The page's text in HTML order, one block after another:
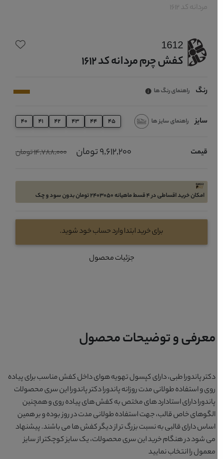
مردانه کد 1612
1612
کفش چرم مردانه کد 1612
رنگ راهنمای رنگ ها
سایز راهنمای سایز ها 40 42 43 44 45
قیمت 9,612,200 تومان 14,788,000 تومان
امکان خرید اقساطی در 4 قسط ماهیانه 2403050 تومان بدون سود و چک
برای خرید ابتدا وارد حساب خود شوید.
جزئیات محصول
معرفی و توضیحات محصول
دکتر پاندورا طبی، دارای کپسول تهویه هوای داخل کفش مناسب برای پیاده
روی و استفاده طولانی مدت روزانه پاندورا دکتر پاندورا این سری محصولات
پاندورا دارای استادارد های مختص به کفش های پیاده روی و همچنین
الگوهای خاص قالب، جهت استفاده طولانی مدت در روز بوده و بر همین
اساس دارای قالبی به نسبت بزرگ تر از دیگر کفش ها می باشند. پیشنهاد
می شود در هنگام خرید این سری محصولات، یک سایز کوچکتر از سایز
معمول را انتخاب نمایید